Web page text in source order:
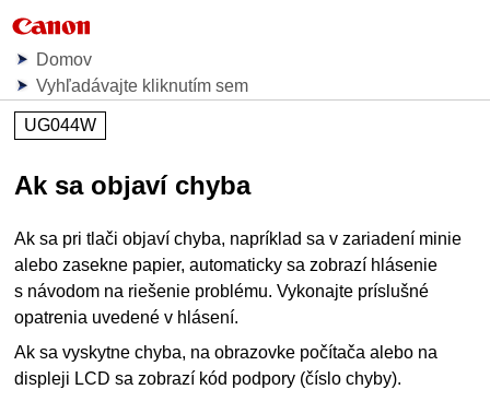
Domov
Vyhľadávajte kliknutím sem
UG044W
Ak sa objaví chyba
Ak sa pri tlači objaví chyba, napríklad sa vzariadení minie
alebo zasekne papier, automaticky sa zobrazí hlásenie
s návodom na riešenie problému. Vykonajte príslušné
opatrenia uvedené v hlásení.
Ak sa vyskytne chyba, na obrazovke počítača alebo na
displeji LCD sa zobrazí kód podpory (číslo chyby).